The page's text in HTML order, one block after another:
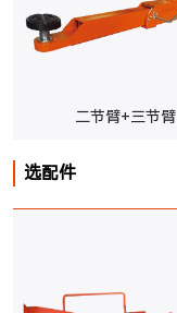
二节臂+三节臂
选配件